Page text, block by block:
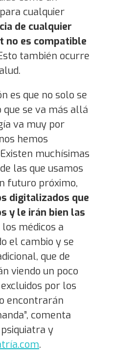
cualquier
de cualquier
no es compatible
también ocurre
es que no solo se
que se va más allá
va muy por
hemos
muchísimas
las que usamos
futuro próximo,
digitalizados que
y le irán bien las
médicos a
el cambio y se
que de
viendo un poco
por los
encontrarán
comenta
y
.